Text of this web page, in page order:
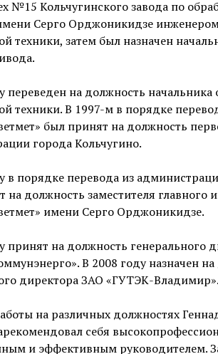
№15 Кольчугинского завода по
Серго Орджоникидзе
техники, затем был назначен
переведен на должность начальника
техники. В 1997-м в порядке
был принят на должность
города Кольчугино.
в порядке перевода из
на должность заместителя главного
имени Серго Орджоникидзе.
принят на должность генерального
В 2008 году назначен
директора ЗАО «ГУТЭК-Владимир».
на различных должностях
себя
и эффективным руководителем.